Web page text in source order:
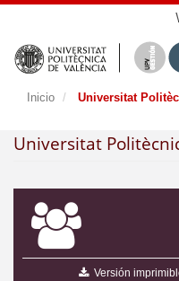
Inicio Universitat
Universitat
Versión